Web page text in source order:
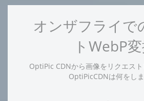
オンザフライで
トWebP
OptiPic CDNから画像をリクエスト
OptiPicCDNは何をし